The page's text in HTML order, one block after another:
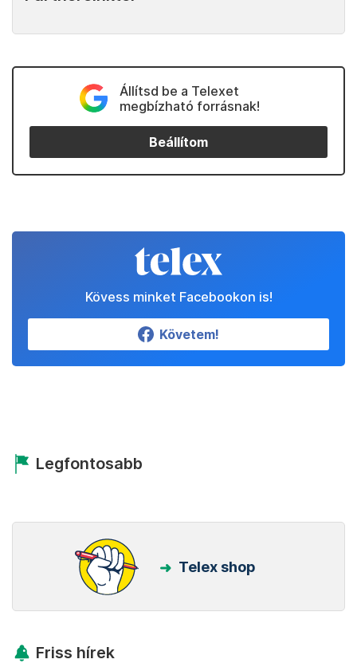
Állítsd be a Telexet
megbízható forrásnak!
Beállítom
Kövess minket Facebookon is!
Követem!
Legfontosabb
Telex shop
Friss hírek